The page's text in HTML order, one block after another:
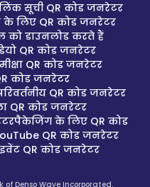
सूची QR कोड जनरेटर
के लिए QR कोड जनरेटर
को डाउनलोड करते हैं
QR कोड जनरेटर
QR कोड जनरेटर
कोड जनरेटर
QR कोड जनरेटर
QR कोड जनरेटर
पैकेजिंग के लिए QR कोड
QR कोड जनरेटर
QR कोड जनरेटर
Denso Wave Incorporated.